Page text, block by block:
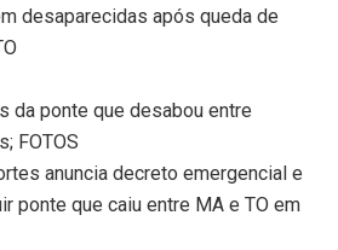
desaparecidas após queda de
da ponte que desabou entre
FOTOS
anuncia decreto emergencial e
ponte que caiu entre MA e TO em